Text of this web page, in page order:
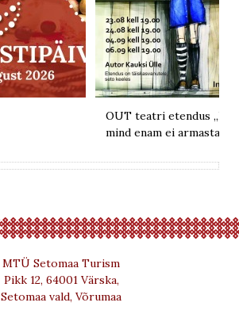
OUT teatri etendus „Kui
mind enam ei armasta“
MTÜ Setomaa Turism
Pikk 12, 64001 Värska,
Setomaa vald, Võrumaa